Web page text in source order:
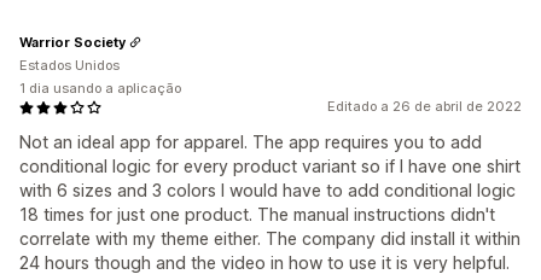
Editado a 26 de abril de 2022
Not an ideal app for apparel. The app requires you to add
conditional logic for every product variant so if I have one shirt
with 6 sizes and 3 colors I would have to add conditional logic
18 times for just one product. The manual instructions didn't
correlate with my theme either. The company did install it within
24 hours though and the video in how to use it is very helpful.
Warrior Society
Estados Unidos
1 dia usando a aplicação